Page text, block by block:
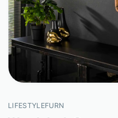
LIFESTYLEFURN